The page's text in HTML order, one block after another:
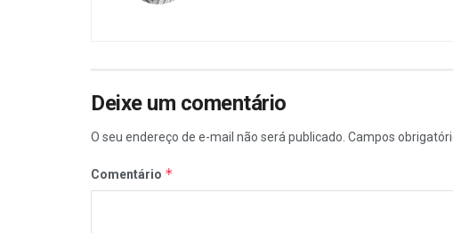
Deixe um comentário
O seu endereço de e-mail não será publicado. Campos
Comentário *